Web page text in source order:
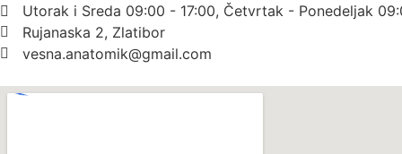
Utorak i Sreda 09:00 - 17:00, Četvrtak - Ponedeljak
Rujanaska 2, Zlatibor
vesna.anatomik@gmail.com​